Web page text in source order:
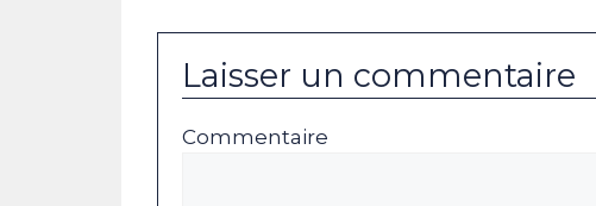
Laisser un commentaire
Commentaire